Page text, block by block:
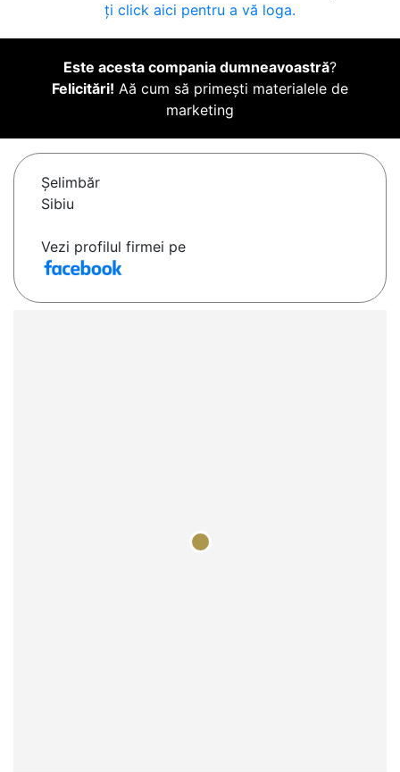
ți click aici pentru a vă loga.
Este acesta compania dumneavoastră?
Felicitări! Aă cum să primești materialele de
marketing
Şelimbăr
Sibiu
Vezi profilul firmei pe